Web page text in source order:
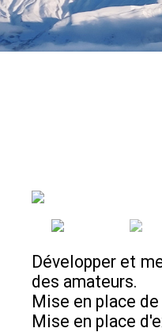
Développer et
des amateurs.
Mise en place
Mise en place